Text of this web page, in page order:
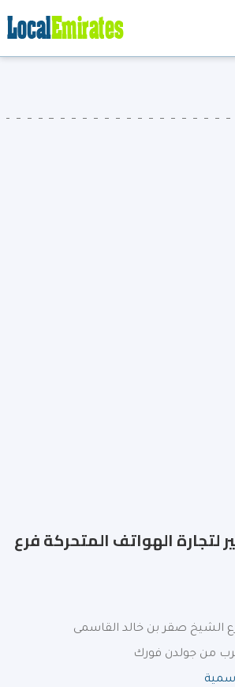
لتجارة الهواتف المتحركة فرع
الشيخ صقر بن خالد القاسمى
من جولدن فورك